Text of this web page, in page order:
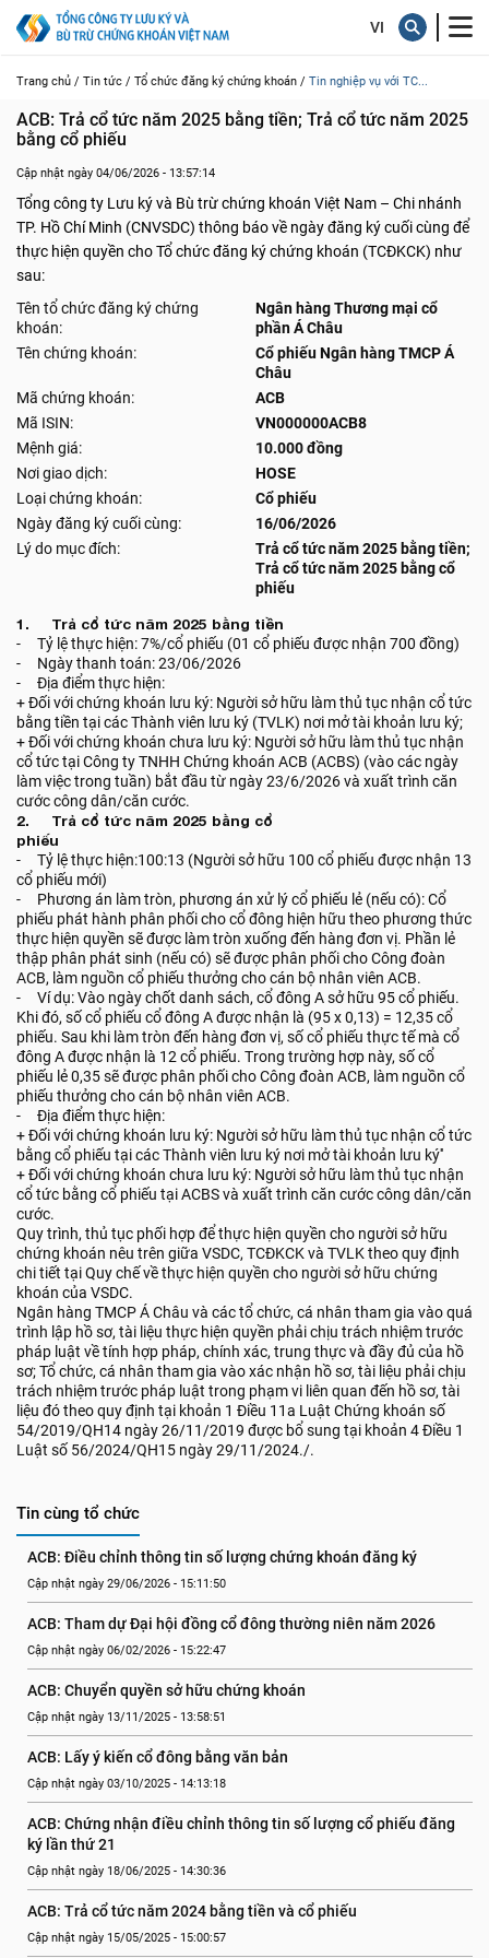
Trang chủ / Tin tức / Tổ chức đăng ký chứng khoán / Tin nghiệp vụ với TC...
ACB: Trả cổ tức năm 2025 bằng tiền; Trả cổ tức năm 2025
bằng cổ phiếu
Cập nhật ngày 04/06/2026 - 13:57:14
Tổng công ty Lưu ký và Bù trừ chứng khoán Việt Nam – Chi nhánh
TP. Hồ Chí Minh (CNVSDC) thông báo về ngày đăng ký cuối cùng để
thực hiện quyền cho Tổ chức đăng ký chứng khoán (TCĐKCK) như
sau:
Tên tổ chức đăng ký chứng
khoán:
Ngân hàng Thương mại cổ
phần Á Châu
Tên chứng khoán:
Cổ phiếu Ngân hàng TMCP Á
Châu
Mã chứng khoán:
ACB
Mã ISIN:
VN000000ACB8
Mệnh giá:
10.000 đồng
Nơi giao dịch:
HOSE
Loại chứng khoán:
Cổ phiếu
Ngày đăng ký cuối cùng:
16/06/2026
Lý do mục đích:
Trả cổ tức năm 2025 bằng tiền;
Trả cổ tức năm 2025 bằng cổ
phiếu
1. Trả cổ tức năm 2025 bằng tiền
- Tỷ lệ thực hiện: 7%/cổ phiếu (01 cổ phiếu được nhận 700 đồng)
- Ngày thanh toán: 23/06/2026
- Địa điểm thực hiện:
+ Đối với chứng khoán lưu ký: Người sở hữu làm thủ tục nhận cổ tức
bằng tiền tại các Thành viên lưu ký (TVLK) nơi mở tài khoản lưu ký;
+ Đối với chứng khoán chưa lưu ký: Người sở hữu làm thủ tục nhận
cổ tức tại Công ty TNHH Chứng khoán ACB (ACBS) (vào các ngày
làm việc trong tuần) bắt đầu từ ngày 23/6/2026 và xuất trình căn
cước công dân/căn cước.
2. Trả cổ tức năm 2025 bằng cổ
phiếu
- Tỷ lệ thực hiện:100:13 (Người sở hữu 100 cổ phiếu được nhận 13
cổ phiếu mới)
- Phương án làm tròn, phương án xử lý cổ phiếu lẻ (nếu có): Cổ
phiếu phát hành phân phối cho cổ đông hiện hữu theo phương thức
thực hiện quyền sẽ được làm tròn xuống đến hàng đơn vị. Phần lẻ
thập phân phát sinh (nếu có) sẽ được phân phối cho Công đoàn
ACB, làm nguồn cổ phiếu thưởng cho cán bộ nhân viên ACB.
- Ví dụ: Vào ngày chốt danh sách, cổ đông A sở hữu 95 cổ phiếu.
Khi đó, số cổ phiếu cổ đông A được nhận là (95 x 0,13) = 12,35 cổ
phiếu. Sau khi làm tròn đến hàng đơn vị, số cổ phiếu thực tế mà cổ
đông A được nhận là 12 cổ phiếu. Trong trường hợp này, số cổ
phiếu lẻ 0,35 sẽ được phân phối cho Công đoàn ACB, làm nguồn cổ
phiếu thưởng cho cán bộ nhân viên ACB.
- Địa điểm thực hiện:
+ Đối với chứng khoán lưu ký: Người sở hữu làm thủ tục nhận cổ tức
bằng cổ phiếu tại các Thành viên lưu ký nơi mở tài khoản lưu ký''
+ Đối với chứng khoán chưa lưu ký: Người sở hữu làm thủ tục nhận
cổ tức bằng cổ phiếu tại ACBS và xuất trình căn cước công dân/căn
cước.
Quy trình, thủ tục phối hợp để thực hiện quyền cho người sở hữu
chứng khoán nêu trên giữa VSDC, TCĐKCK và TVLK theo quy định
chi tiết tại Quy chế về thực hiện quyền cho người sở hữu chứng
khoán của VSDC.
Ngân hàng TMCP Á Châu và các tổ chức, cá nhân tham gia vào quá
trình lập hồ sơ, tài liệu thực hiện quyền phải chịu trách nhiệm trước
pháp luật về tính hợp pháp, chính xác, trung thực và đầy đủ của hồ
sơ; Tổ chức, cá nhân tham gia vào xác nhận hồ sơ, tài liệu phải chịu
trách nhiệm trước pháp luật trong phạm vi liên quan đến hồ sơ, tài
liệu đó theo quy định tại khoản 1 Điều 11a Luật Chứng khoán số
54/2019/QH14 ngày 26/11/2019 được bổ sung tại khoản 4 Điều 1
Luật số 56/2024/QH15 ngày 29/11/2024./.
Tin cùng tổ chức
ACB: Điều chỉnh thông tin số lượng chứng khoán đăng ký
Cập nhật ngày 29/06/2026 - 15:11:50
ACB: Tham dự Đại hội đồng cổ đông thường niên năm 2026
Cập nhật ngày 06/02/2026 - 15:22:47
ACB: Chuyển quyền sở hữu chứng khoán
Cập nhật ngày 13/11/2025 - 13:58:51
ACB: Lấy ý kiến cổ đông bằng văn bản
Cập nhật ngày 03/10/2025 - 14:13:18
ACB: Chứng nhận điều chỉnh thông tin số lượng cổ phiếu đăng
ký lần thứ 21
Cập nhật ngày 18/06/2025 - 14:30:36
ACB: Trả cổ tức năm 2024 bằng tiền và cổ phiếu
Cập nhật ngày 15/05/2025 - 15:00:57